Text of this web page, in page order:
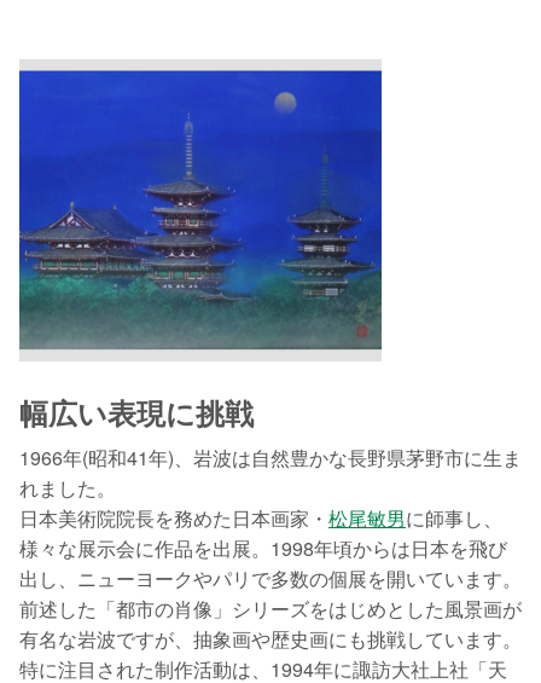
幅広い表現に挑戦
1966年(昭和41年)、岩波は自然豊かな長野県茅野市に生ま
れました。
日本美術院院長を務めた日本画家・ 松尾敏男に師事し、
様々な展示会に作品を出展。1998年頃からは日本を飛び
出し、ニューヨークやパリで多数の個展を開いています。
前述した「都市の肖像」シリーズをはじめとした風景画が
有名な岩波ですが、抽象画や歴史画にも挑戦しています。
特に注目された制作活動は、1994年に諏訪大社上社「天